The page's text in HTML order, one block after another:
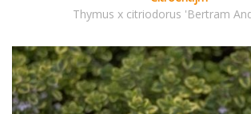
Thymus x citriodorus 'Bertram